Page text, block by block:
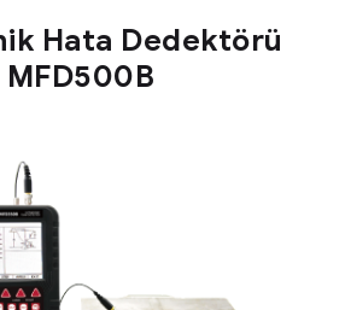
Hata Dedektörü
MFD500B